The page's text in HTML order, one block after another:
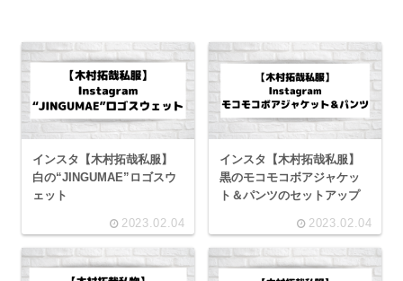
インスタ【木村拓哉私服】
白の“JINGUMAE”ロゴスウ
ェット
2023.02.04
インスタ【木村拓哉私服】
黒のモコモコボアジャケッ
ト＆パンツのセットアップ
2023.02.04